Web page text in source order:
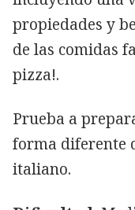
propiedades y
de las comidas
pizza!.
Prueba a
forma diferente
italiano.